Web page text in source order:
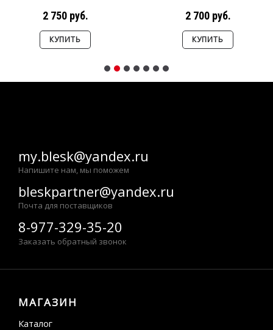
2 750 руб.
КУПИТЬ
2 700 руб.
КУПИТЬ
my.blesk@yandex.ru
Напишите нам, мы поможем
bleskpartner@yandex.ru
Почта для поставщиков
8-977-329-35-20
Заказать обратный звонок
МАГАЗИН
Каталог